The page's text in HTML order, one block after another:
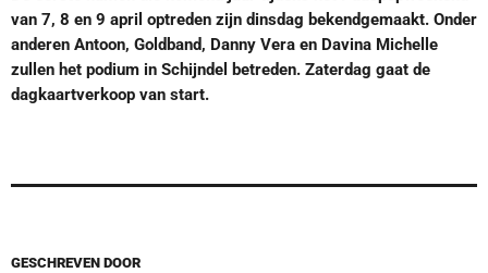
van 7, 8 en 9 april optreden zijn dinsdag bekendgemaakt. Onder
anderen Antoon, Goldband, Danny Vera en Davina Michelle
zullen het podium in Schijndel betreden. Zaterdag gaat de
dagkaartverkoop van start.
GESCHREVEN DOOR